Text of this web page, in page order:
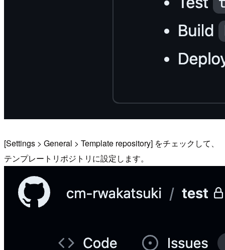
[Settings > General > Template repository] をチェックして、
テンプレートリポジトリに設定します。